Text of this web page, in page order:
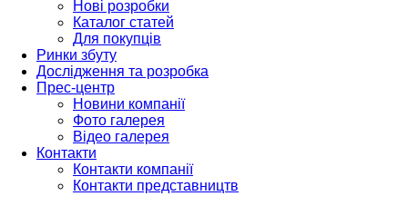
Нові розробки
Каталог статей
Для покупців
Ринки збуту
Дослідження та розробка
Прес-центр
Новини компанії
Фото галерея
Відео галерея
Контакти
Контакти компанії
Контакти представництв